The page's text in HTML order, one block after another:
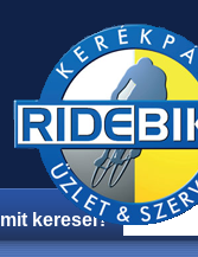
mit keresel?